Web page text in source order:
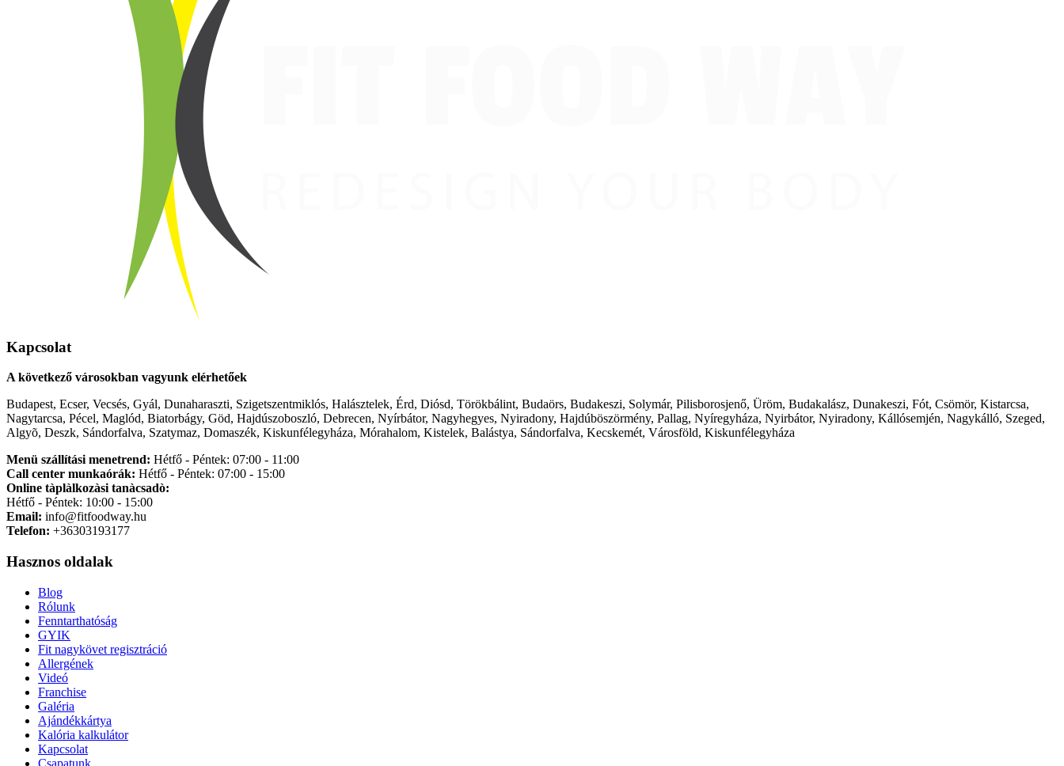
Kapcsolat
A következő városokban vagyunk elérhetőek
Budapest, Ecser, Vecsés, Gyál, Dunaharaszti, Szigetszentmiklós, Halásztelek, Érd, Diósd, Törökbálint, Budaörs, Budakeszi, Solymár, Pilisborosjenő, Üröm, Budakalász, Dunakeszi, Fót, Csömör, Kistarcsa,
Nagytarcsa, Pécel, Maglód, Biatorbágy, Göd, Hajdúszoboszló, Debrecen, Nyírbátor, Nagyhegyes, Nyiradony, Hajdúböszörmény, Pallag, Nyíregyháza, Nyirbátor, Nyiradony, Kállósemjén, Nagykálló, Szeged,
Algyõ, Deszk, Sándorfalva, Szatymaz, Domaszék, Kiskunfélegyháza, Mórahalom, Kistelek, Balástya, Sándorfalva, Kecskemét, Városföld, Kiskunfélegyháza
Menü szállítási menetrend: Hétfő - Péntek: 07:00 - 11:00
Call center munkaórák: Hétfő - Péntek: 07:00 - 15:00
Online tàplàlkozàsi tanàcsadò:
Hétfő - Péntek: 10:00 - 15:00
Email: info@fitfoodway.hu
Telefon: +36303193177
Hasznos oldalak
Blog
Rólunk
Fenntarthatóság
GYIK
Fit nagykövet regisztráció
Allergének
Videó
Franchise
Galéria
Ajándékkártya
Kalória kalkulátor
Kapcsolat
Csapatunk